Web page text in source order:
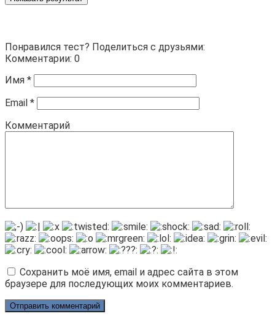
Понравился тест? Поделиться с друзьями:
Комментарии: 0
Имя *
Email *
Комментарий
Сохранить моё имя, email и адрес сайта в этом
браузере для последующих моих комментариев.